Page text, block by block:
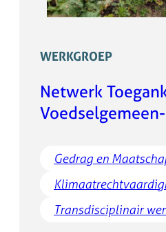
WERKGROEP
Netwerk
Gedrag en
Transdisciplinair